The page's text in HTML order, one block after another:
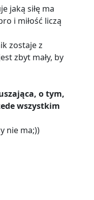
jaką siłę ma
i miłość liczą
zostaje z
zbyt mały, by
o tym,
wszystkim
nie ma;))